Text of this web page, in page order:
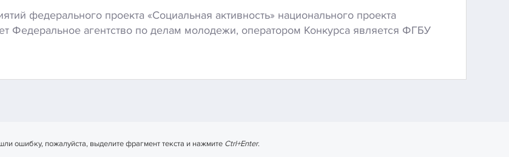
федерального проекта «Социальная активность» национального проекта
Федеральное агентство по делам молодежи, оператором Конкурса является ФГБУ
ошибку, пожалуйста, выделите фрагмент текста и нажмите Ctrl+Enter.